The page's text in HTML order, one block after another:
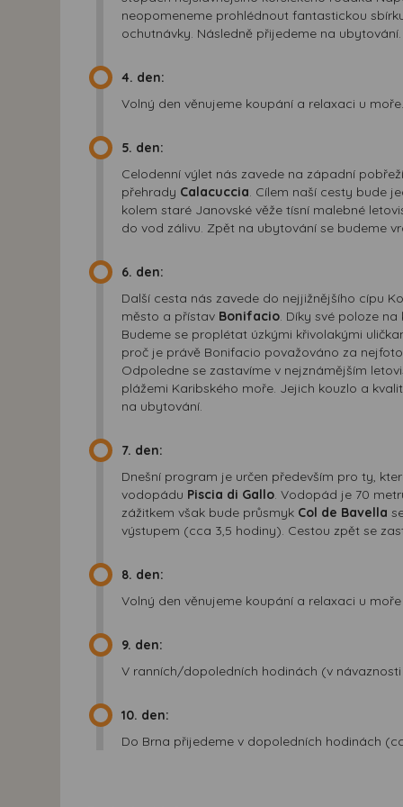
neopomeneme prohlédnout fantastickou
ochutnávky. Následně přijedeme na ubytování.
4. den:
Volný den věnujeme koupání a relaxaci u moře.
5. den:
Celodenní výlet nás zavede na západní
přehrady Calacuccia. Cílem naší cesty bude
kolem staré Janovské věže tísní malebné
do vod zálivu. Zpět na ubytování se budeme
6. den:
Další cesta nás zavede do nejjižnějšího cípu
město a přístav Bonifacio. Díky své poloze
Budeme se proplétat úzkými křivolakými
proč je právě Bonifacio považováno za
Odpoledne se zastavíme v nejznámějším
plážemi Karibského moře. Jejich kouzlo a
na ubytování.
7. den:
Dnešní program je určen především pro ty,
vodopádu Piscia di Gallo. Vodopád je 70
zážitkem však bude průsmyk Col de Bavella
výstupem (cca 3,5 hodiny). Cestou zpět se
8. den:
Volný den věnujeme koupání a relaxaci u
9. den:
V ranních/dopoledních hodinách (v
10. den:
Do Brna přijedeme v dopoledních hodinách